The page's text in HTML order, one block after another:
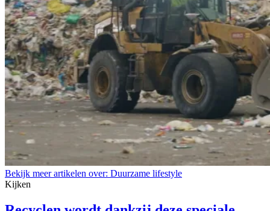
Bekijk meer artikelen over: Duurzame lifestyle
Kijken